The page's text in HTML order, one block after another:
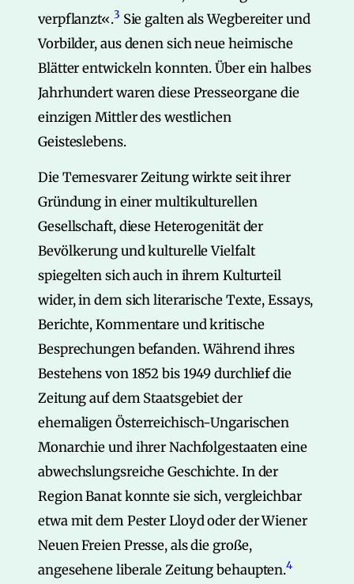
verpflanzt«.3 Sie galten als Wegbereiter und
Vorbilder, aus denen sich neue heimische
Blätter entwickeln konnten. Über ein halbes
Jahrhundert waren diese Presseorgane die
einzigen Mittler des westlichen
Geisteslebens.
Die Temesvarer Zeitung wirkte seit ihrer
Gründung in einer multikulturellen
Gesellschaft, diese Heterogenität der
Bevölkerung und kulturelle Vielfalt
spiegelten sich auch in ihrem Kulturteil
wider, in dem sich literarische Texte, Essays,
Berichte, Kommentare und kritische
Besprechungen befanden. Während ihres
Bestehens von 1852 bis 1949 durchlief die
Zeitung auf dem Staatsgebiet der
ehemaligen Österreichisch-Ungarischen
Monarchie und ihrer Nachfolgestaaten eine
abwechslungsreiche Geschichte. In der
Region Banat konnte sie sich, vergleichbar
etwa mit dem Pester Lloyd oder der Wiener
Neuen Freien Presse, als die große,
angesehene liberale Zeitung behaupten.4